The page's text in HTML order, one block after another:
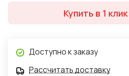
отделение. ВариантыКупить в 1 клик
Доступно к заказу
Рассчитать доставку